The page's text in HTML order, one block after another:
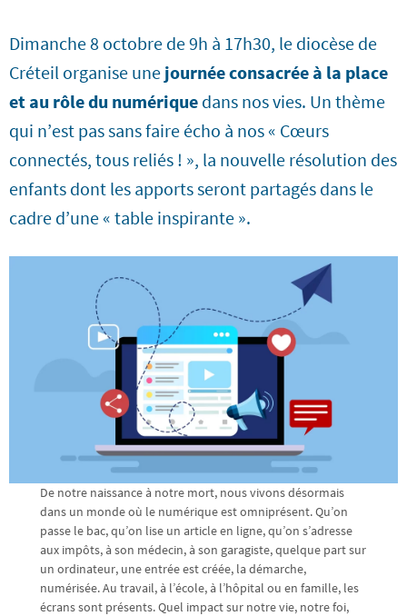
Dimanche 8 octobre de 9h à 17h30, le diocèse de
Créteil organise une journée consacrée à la place
et au rôle du numérique dans nos vies. Un thème
qui n’est pas sans faire écho à nos « Cœurs
connectés, tous reliés ! », la nouvelle résolution des
enfants dont les apports seront partagés dans le
cadre d’une « table inspirante ».
De notre naissance à notre mort, nous vivons désormais
dans un monde où le numérique est omniprésent. Qu’on
passe le bac, qu’on lise un article en ligne, qu’on s’adresse
aux impôts, à son médecin, à son garagiste, quelque part sur
un ordinateur, une entrée est créée, la démarche,
numérisée. Au travail, à l’école, à l’hôpital ou en famille, les
écrans sont présents. Quel impact sur notre vie, notre foi,